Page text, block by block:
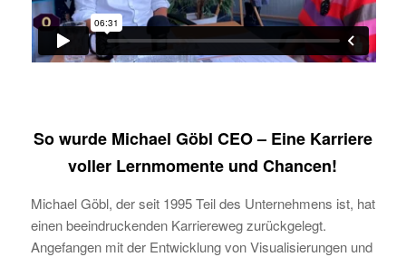
So wurde Michael Göbl CEO – Eine Karriere
voller Lernmomente und Chancen!
Michael Göbl, der seit 1995 Teil des Unternehmens ist, hat
einen beeindruckenden Karriereweg zurückgelegt.
Angefangen mit der Entwicklung von Visualisierungen und